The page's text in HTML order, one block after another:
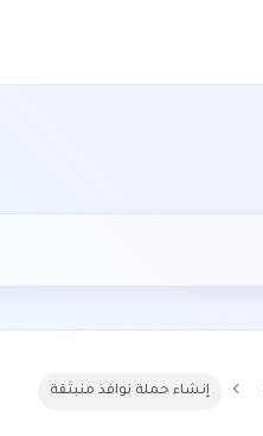
إنشاء حملة نوافذ منبثقة